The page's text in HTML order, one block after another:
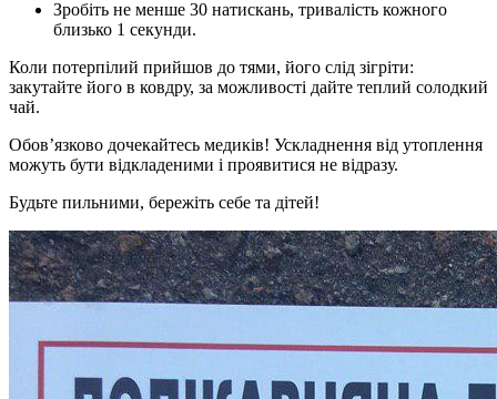
Зробіть не менше 30 натискань, тривалість кожного
близько 1 секунди.
Коли потерпілий прийшов до тями, його слід зігріти:
закутайте його в ковдру, за можливості дайте теплий солодкий
чай.
Обов’язково дочекайтесь медиків! Ускладнення від утоплення
можуть бути відкладеними і проявитися не відразу.
Будьте пильними, бережіть себе та дітей!